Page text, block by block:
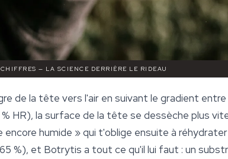
— LA SCIENCE DERRIÈRE LE RIDEAU
de la tête vers l'air en suivant le gradient
HR), la surface de la tête se dessèche plus
humide » qui t'oblige ensuite à
%), et Botrytis a tout ce qu'il lui faut : un